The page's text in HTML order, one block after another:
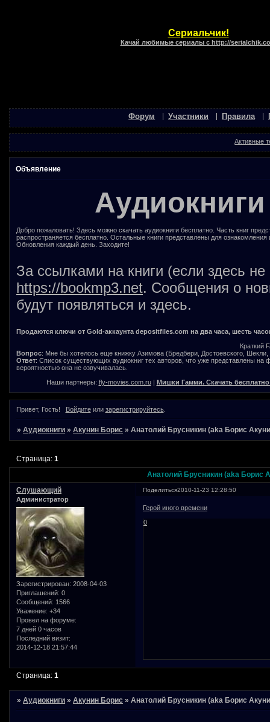
Сериальчик!
Качай любимые сериалы с http://
Форум Участники Правила
Активные
Объявление
Добро пожаловать! Здесь можно скачать аудиокниги бесплатно. Часть книг
распространяется бесплатно. Остальные книги представлены для
Обновления каждый день. Заходите!
За ссылками на книги (если здесь
https://bookmp3.net. Сообщения о
будут появляться и здесь.
Продаются ключи от Gold-аккаунта depositfiles.com на два часа, шесть
Краткий
Вопрос: Мне бы хотелось еще книжку Азимова (Бредбери, Достоевского, Шекли,
Ответ: Список существующих аудиокниг тех авторов, что уже представлены на
вероятностью она не озвучивалась.
Наши партнеры: fly-movies.com.ru| Мишки Гамми. Скачать
Привет, Гость! Войдитеили зарегистрируйтесь.
»Аудиокниги »Акунин Борис »Анатолий Брусникин (aka Борис
Анатолий Брусникин (aka Борис
Страница:1
Поделиться2010-11-23 12:28:50
Слушающий
Администратор
Зарегистрирован: 2008-04-03
Приглашений: 0
Сообщений: 1566
Уважение: +34
Провел на форуме:
7 дней 0 часов
Последний визит:
2014-12-18 21:57:44
Герой иного времени
0
Страница:1
»Аудиокниги »Акунин Борис »Анатолий Брусникин (aka Борис